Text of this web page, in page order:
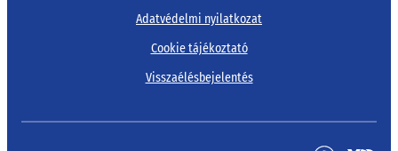
Adatvédelmi nyilatkozat
Cookie tájékoztató
Visszaélésbejelentés